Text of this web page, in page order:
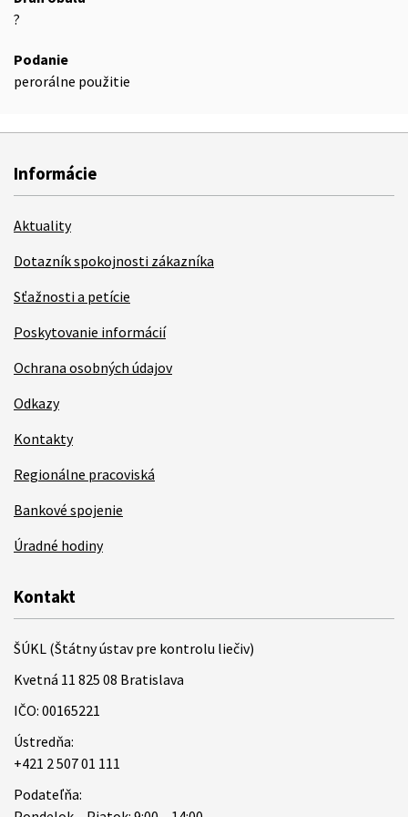
?
Podanie
perorálne použitie
Informácie
Aktuality
Dotazník spokojnosti zákazníka
Sťažnosti a petície
Poskytovanie informácií
Ochrana osobných údajov
Odkazy
Kontakty
Regionálne pracoviská
Bankové spojenie
Úradné hodiny
Kontakt
ŠÚKL (Štátny ústav pre kontrolu liečiv)
Kvetná 11 825 08 Bratislava
IČO: 00165221
Ústredňa:
+421 2 507 01 111
Podateľňa: